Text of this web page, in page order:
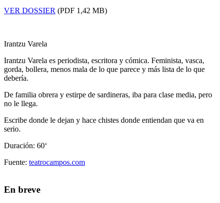
VER DOSSIER (PDF 1,42 MB)
Irantzu Varela
Irantzu Varela es periodista, escritora y cómica. Feminista, vasca,
gorda, bollera, menos mala de lo que parece y más lista de lo que
debería.
De familia obrera y estirpe de sardineras, iba para clase media, pero
no le llega.
Escribe donde le dejan y hace chistes donde entiendan que va en
serio.
Duración: 60‘
Fuente: teatrocampos.com
En breve